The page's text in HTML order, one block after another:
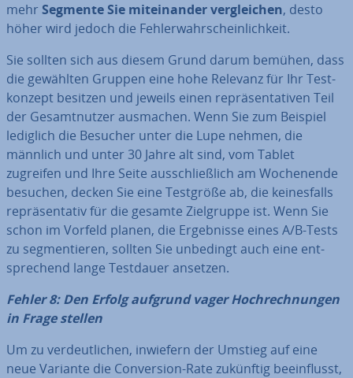
mehr SegmenteSie mit­ein­an­der ver­glei­chen, desto
höher wird jedoch die Feh­ler­wahr­schein­lich­keit.
Sie sollten sich aus diesem Grund darum bemühen, dass
die gewählten Gruppen eine hohe Relevanz für Ihr Test­
kon­zept besitzen und jeweils einen re­prä­sen­ta­ti­ven Teil
der Ge­samt­nut­zer ausmachen. Wenn Sie zum Beispiel
lediglich die Besucher unter die Lupe nehmen, die
männlich und unter 30 Jahre alt sind, vom Tablet
zugreifen und Ihre Seite aus­schließ­lich am Wo­chen­en­de
besuchen, decken Sie eine Testgröße ab, die kei­nes­falls
re­prä­sen­ta­tiv für die gesamte Ziel­grup­pe ist. Wenn Sie
schon im Vorfeld planen, die Er­geb­nis­se eines A/B-Tests
zu seg­men­tie­ren, sollten Sie unbedingt auch eine ent­
spre­chend lange Testdauer ansetzen.
Fehler 8: Den Erfolg aufgrund vager Hoch­rech­nun­gen
in Frage stellen
Um zu ver­deut­li­chen, inwiefern der Umstieg auf eine
neue Variante die Con­ver­si­on-Rate zukünftig be­ein­flusst,